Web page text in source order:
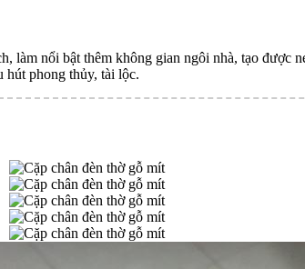
nổi bật thêm không gian ngôi nhà, tạo được
hút phong thủy, tài lộc.